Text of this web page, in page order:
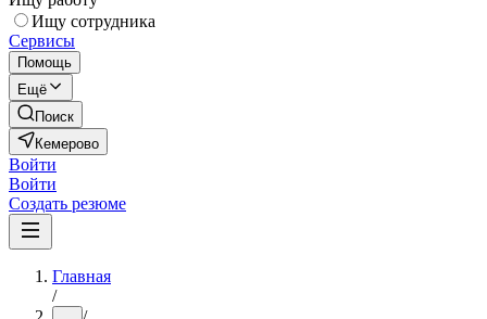
Ищу сотрудника
Сервисы
Помощь
Ещё
Поиск
Кемерово
Войти
Войти
Создать резюме
Главная
/